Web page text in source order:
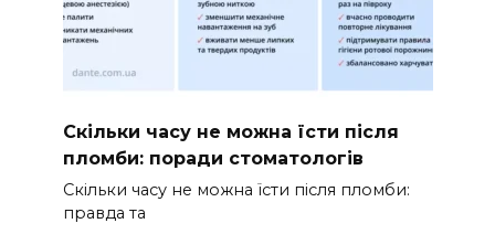
Скільки часу не можна їсти після
пломби: поради стоматологів
Скільки часу не можна їсти після пломби:
правда та